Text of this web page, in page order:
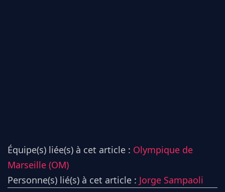
Équipe(s) liée(s) à cet article : Olympique de
Marseille (OM)
Personne(s) lié(s) à cet article : Jorge Sampaoli